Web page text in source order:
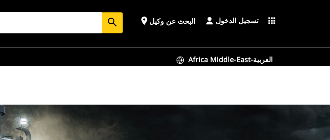
search place البحث عن وكيل تسجيل الدخول apps
Africa Middle-East-العربية